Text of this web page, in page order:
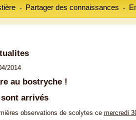
Partager des connaissances
- -
2014
au bostryche !
arrivés
observations de scolytes ce mercredi